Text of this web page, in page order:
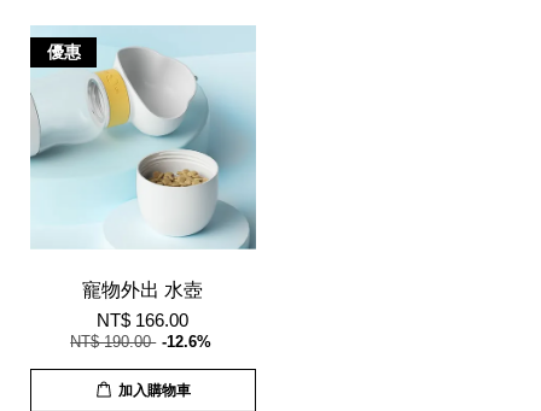
優惠
寵物外出 水壺
NT$ 166.00
NT$ 190.00 -12.6%
加入購物車